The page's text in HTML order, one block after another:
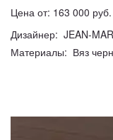
Цена от: 163 000 руб.
Дизайнер: JEAN-
Материалы: Вяз